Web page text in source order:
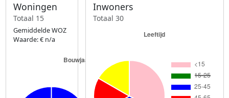
Woningen
Totaal 15
Gemiddelde WOZ
Waarde: € n/a
Inwoners
Totaal 30